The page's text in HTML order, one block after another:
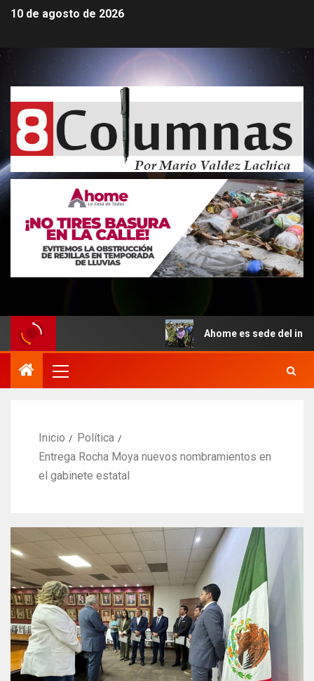
10 de agosto de 2026
Ahome es sede del inicio
Inicio
Política
Entrega Rocha Moya nuevos nombramientos en
el gabinete estatal